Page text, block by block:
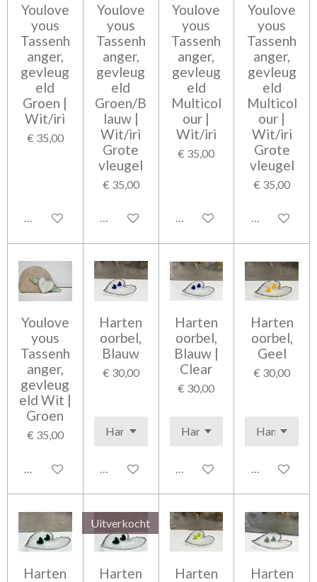
Youlove
yous
Tassenh
anger,
gevleug
eld
Groen |
Wit/iri
€ 35,00
Bekijk details
Youlove
yous
Tassenh
anger,
gevleug
eld
Groen/B
lauw |
Wit/iri
Grote
vleugel
€ 35,00
Bekijk details
Youlove
yous
Tassenh
anger,
gevleug
eld
Multicol
our |
Wit/iri
€ 35,00
Bekijk details
Youlove
yous
Tassenh
anger,
gevleug
eld
Multicol
our |
Wit/iri
Grote
vleugel
€ 35,00
Bekijk details
Youlove
yous
Tassenh
anger,
gevleug
eld Wit |
Groen
€ 35,00
Bekijk details
Harten
oorbel,
Blauw
€ 30,00
Bekijk details
Harten
oorbel,
Blauw |
Clear
€ 30,00
Bekijk details
Harten
oorbel,
Geel
€ 30,00
Bekijk details
Harten
Uitverkocht
Harten
Harten
Harten